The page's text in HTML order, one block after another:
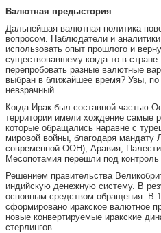
Валютная предыстория
Дальнейшая валютная политика
вопросом. Наблюдатели и
использовать опыт прошлого и
существовавшему когда-то в
перепробовать разные валютные
выбран в ближайшее время? Увы,
невзрачный.
Когда Ирак был составной частью
территории имели хождение самые
которые обращались наравне с
мировой войны, благодаря мандату
современной ООН), Аравия,
Месопотамия перешли под контроль
Решением правительства
индийскую денежную систему. В
основным средством обращения. В
сформировано иракское валютное
новые конвертируемые иракские
стерлингов.